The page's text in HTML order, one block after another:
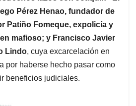
Pérez Henao, fundador de
Patiño Fomeque, expolicía y
mafioso; y Francisco Javier
Lindo, cuya excarcelación en
por haberse hecho pasar como
beneficios judiciales.